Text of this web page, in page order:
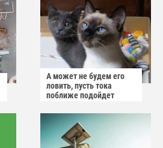
А может не будем его
ловить, пусть тока
поближе подойдет